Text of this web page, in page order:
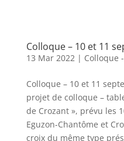
Colloque – 10 et 11
13 Mar 2022| Colloque
Colloque – 10 et 11
projet de colloque –
de Crozant », prévu les
Eguzon-Chantôme et
croix du même type